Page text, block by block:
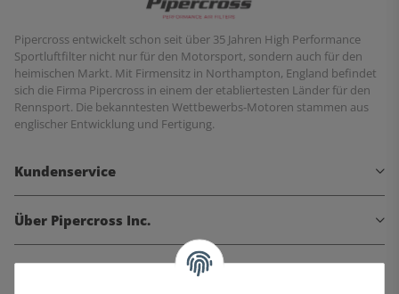
Pipercross entwickelt schon seit über 35 Jahren High Performance
Sportluftfilter nicht nur für den Motorsport, sondern auch für den
heimischen Markt. Mit Firmensitz in Northampton, England befindet
sich die Firma Pipercross in einem der etabliertesten Länder für den
Rennsport. Die bekanntesten Wettbewerbs-Motoren stammen aus
englischer Entwicklung und Fertigung.
Kundenservice
Über Pipercross Inc.
Informationen